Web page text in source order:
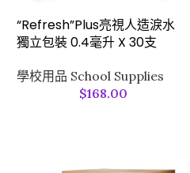
“Refresh”Plus亮視人造淚水
獨立包裝 0.4毫升 X 30支
學校用品 School Supplies
$168.00